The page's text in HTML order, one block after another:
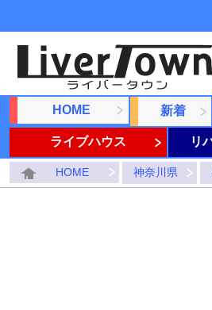
HOME 新着
ライブハウス リ
HOME 神奈川県